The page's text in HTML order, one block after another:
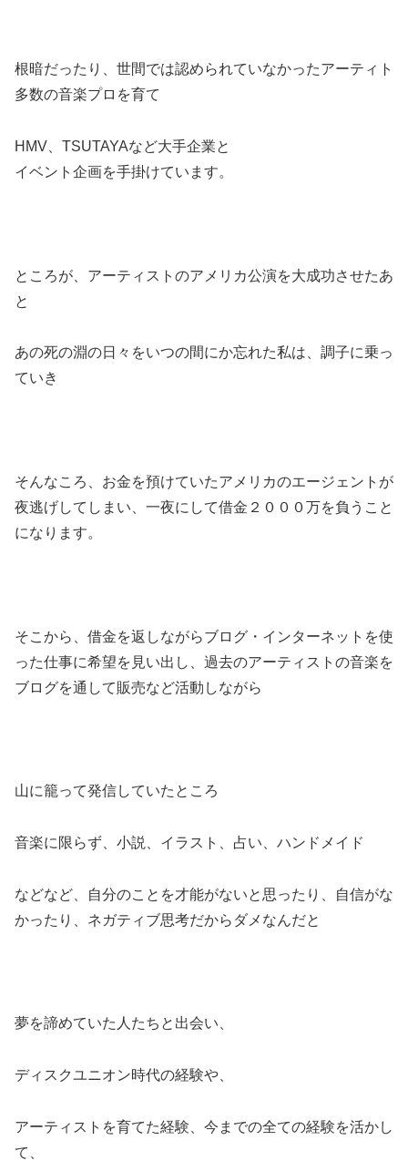
根暗だったり、世間では認められていなかったアーティト
多数の音楽プロを育て
HMV、TSUTAYAなど大手企業と
イベント企画を手掛けています。
ところが、アーティストのアメリカ公演を大成功させたあ
と
あの死の淵の日々をいつの間にか忘れた私は、調子に乗っ
ていき
そんなころ、お金を預けていたアメリカのエージェントが
夜逃げしてしまい、一夜にして借金２０００万を負うこと
になります。
そこから、借金を返しながらブログ・インターネットを使
った仕事に希望を見い出し、過去のアーティストの音楽を
ブログを通して販売など活動しながら
山に籠って発信していたところ
音楽に限らず、小説、イラスト、占い、ハンドメイド
などなど、自分のことを才能がないと思ったり、自信がな
かったり、ネガティブ思考だからダメなんだと
夢を諦めていた人たちと出会い、
ディスクユニオン時代の経験や、
アーティストを育てた経験、今までの全ての経験を活かし
て、